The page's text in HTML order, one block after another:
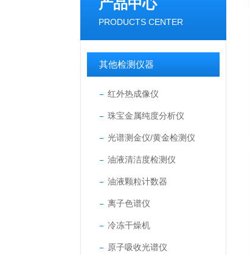
产品中心
PRODUCTS CENTER
其他检测仪器
红外热成像仪
珠宝金属纯度分析仪
光谱测金仪/黄金检测仪
油液清洁度检测仪
油液颗粒计数器
离子色谱仪
冷冻干燥机
原子吸收光谱仪